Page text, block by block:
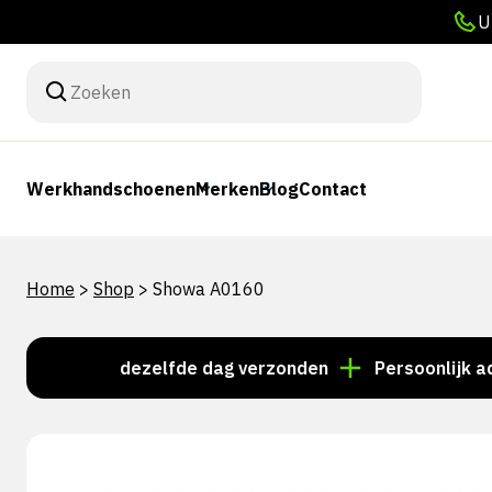
WerkhandschoenenMerkenBlogContact
Home > Shop > Showa A0160
= dezelfde dag verzonden Persoonlijk advies?